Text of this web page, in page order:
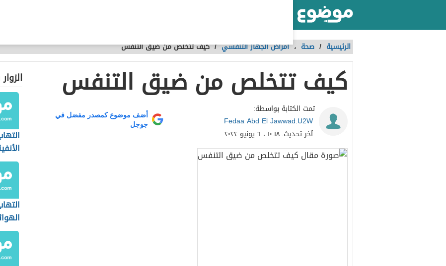
الرئيسية / صحة ،أمراض الجهاز التنفسي /كيف تتخلص من ضيق التنفس
كيف تتخلص من ضيق التنفس
تمت الكتابة بواسطة:
Fedaa Abd El Jawwad.U2W
آخر تحديث:١٠:١٨ ، ٦ يونيو ٢٠٢٢
أضف موضوع كمصدر مفضل في
جوجل